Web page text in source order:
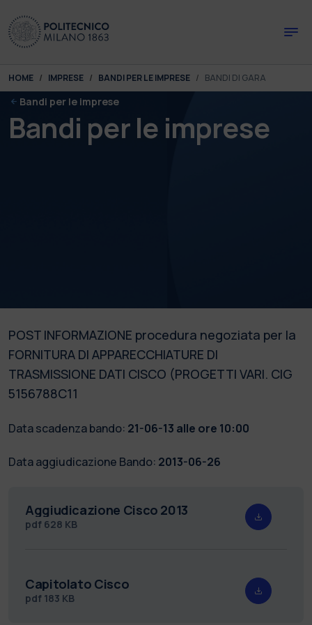
You are here:
HOME IMPRESE BANDI PER LE IMPRESE BANDI DI GARA
Bandi per le imprese
Bandi per le imprese
POST INFORMAZIONE procedura negoziata per la
FORNITURA DI APPARECCHIATURE DI
TRASMISSIONE DATI CISCO (PROGETTI VARI. CIG
5156788C11
Data scadenza bando: 21-06-13 alle ore 10:00
Data aggiudicazione Bando: 2013-06-26
Aggiudicazione Cisco 2013
pdf 628 KB
Capitolato Cisco
pdf 183 KB